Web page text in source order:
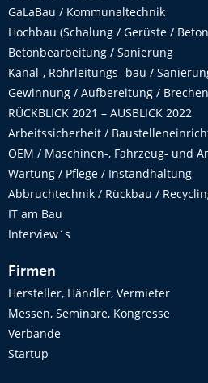
GaLaBau / Kommunaltechnik
Hochbau (Schalung / Gerüste /
Betonbearbeitung / Sanierung
Kanal-, Rohrleitungs- bau /
Gewinnung / Aufbereitung /
RÜCKBLICK 2021 – AUSBLICK 2022
Arbeitssicherheit /
OEM / Maschinen-, Fahrzeug- und
Wartung / Pflege / Instandhaltung
Abbruchtechnik / Rückbau /
IT am Bau
Interview´s
Firmen
Hersteller, Händler, Vermieter
Messen, Seminare, Kongresse
Verbände
Startup